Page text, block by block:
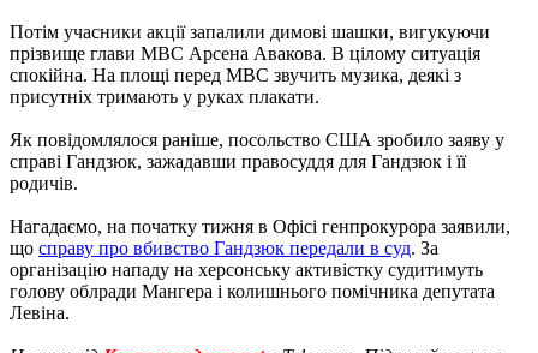
Потім учасники акції запалили димові шашки, вигукуючи
прізвище глави МВС Арсена Авакова. В цілому ситуація
спокійна. На площі перед МВС звучить музика, деякі з
присутніх тримають у руках плакати.
Як повідомлялося раніше, посольство США зробило заяву у
справі Гандзюк, зажадавши правосуддя для Гандзюк і її
родичів.
Нагадаємо, на початку тижня в Офісі генпрокурора заявили,
що справу про вбивство Гандзюк передали в суд. За
організацію нападу на херсонську активістку судитимуть
голову облради Мангера і колишнього помічника депутата
Левіна.